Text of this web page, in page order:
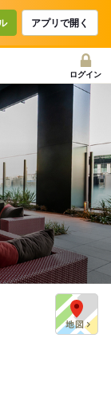
アプリで開く
ログイン